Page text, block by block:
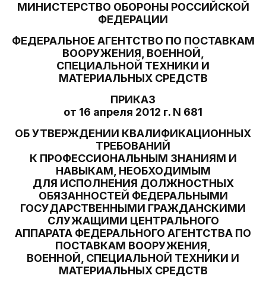
МИНИСТЕРСТВО ОБОРОНЫ РОССИЙСКОЙ
ФЕДЕРАЦИИ
ФЕДЕРАЛЬНОЕ АГЕНТСТВО ПО ПОСТАВКАМ
ВООРУЖЕНИЯ, ВОЕННОЙ,
СПЕЦИАЛЬНОЙ ТЕХНИКИ И
МАТЕРИАЛЬНЫХ СРЕДСТВ
ПРИКАЗ
от 16 апреля 2012 г. N 681
ОБ УТВЕРЖДЕНИИ КВАЛИФИКАЦИОННЫХ
ТРЕБОВАНИЙ
К ПРОФЕССИОНАЛЬНЫМ ЗНАНИЯМ И
НАВЫКАМ, НЕОБХОДИМЫМ
ДЛЯ ИСПОЛНЕНИЯ ДОЛЖНОСТНЫХ
ОБЯЗАННОСТЕЙ ФЕДЕРАЛЬНЫМИ
ГОСУДАРСТВЕННЫМИ ГРАЖДАНСКИМИ
СЛУЖАЩИМИ ЦЕНТРАЛЬНОГО
АППАРАТА ФЕДЕРАЛЬНОГО АГЕНТСТВА ПО
ПОСТАВКАМ ВООРУЖЕНИЯ,
ВОЕННОЙ, СПЕЦИАЛЬНОЙ ТЕХНИКИ И
МАТЕРИАЛЬНЫХ СРЕДСТВ